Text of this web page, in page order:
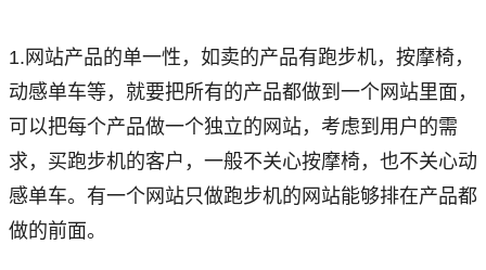
1.网站产品的单一性，如卖的产品有跑步机，按摩椅，
动感单车等，就要把所有的产品都做到一个网站里面，
可以把每个产品做一个独立的网站，考虑到用户的需
求，买跑步机的客户，一般不关心按摩椅，也不关心动
感单车。有一个网站只做跑步机的网站能够排在产品都
做的前面。